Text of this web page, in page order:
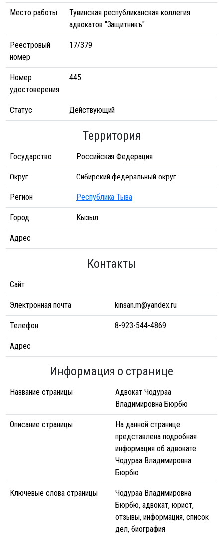
Место работы
Тувинская республиканская коллегия
адвокатов "Защитникъ"
Реестровый
номер
17/379
Номер
удостоверения
445
Статус Действующий
Территория
Государство Российская Федерация
Округ Сибирский федеральный округ
Регион Республика Тыва
Город Кызыл
Адрес
Контакты
Сайт
Электронная почта kinsan.m@yandex.ru
Телефон 8-923-544-4869
Адрес
Информация о странице
Название страницы
Адвокат Чодураа
Владимировна Бюрбю
Описание страницы
На данной странице
представлена подробная
информация об адвокате
Чодураа Владимировна
Бюрбю
Ключевые слова страницы
Чодураа Владимировна
Бюрбю, адвокат, юрист,
отзывы, информация, список
дел, биография